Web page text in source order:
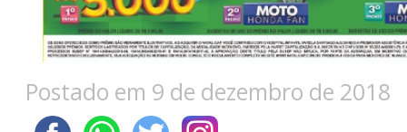
Postado em 9 de dezembro de 2018